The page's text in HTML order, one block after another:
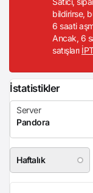
bildirirse,
6 saati
Ancak, 6
satışları
İstatistikler
Haftalık